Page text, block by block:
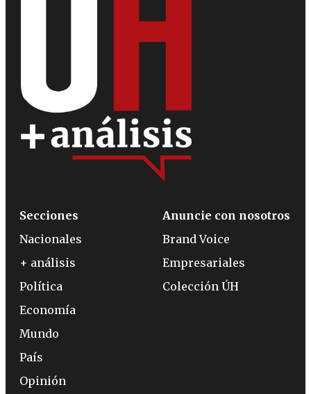
Secciones
Nacionales
+ análisis
Política
Economía
Mundo
País
Opinión
Anuncie con nosotros
Brand Voice
Empresariales
Colección ÚH